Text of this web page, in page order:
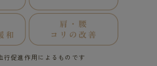
行促進作用によるものです